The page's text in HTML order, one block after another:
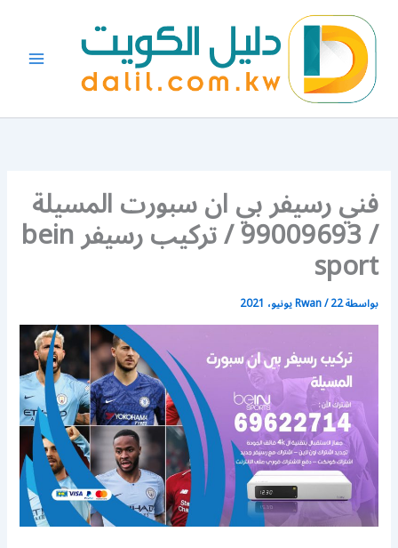
المحتوى
فني رسيفر بي ان سبورت المسيلة
/ 99009693 / تركيب رسيفر bein
sport
بواسطة Rwan/22 يونيو، 2021